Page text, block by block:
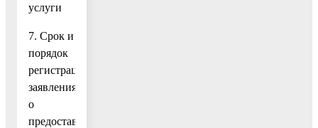
услуги
7. Срок и
порядок
регистрации
заявления
о
предоставлении